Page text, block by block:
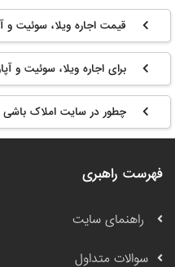
قیمت اجاره ویلا، سوئیت و
برای اجاره ویلا، سوئیت و
چطور در سایت املاک باشی
فهرست راهبری
راهنمای سایت
سوالات متداول